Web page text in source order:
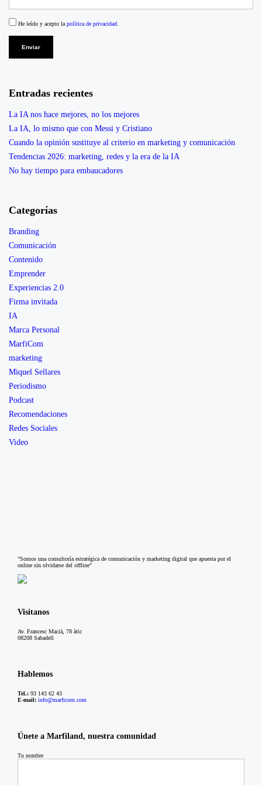
He leído y acepto la política de privacidad
Entradas recientes
La IA nos hace mejores, no los mejores
La IA, lo mismo que con Messi y Cristiano
Cuando la opinión sustituye al criterio en marketing y comunicación
Tendencias 2026: marketing, redes y la era de la IA
No hay tiempo para embaucadores
Categorías
Branding
Comunicación
Contenido
Emprender
Experiencias 2.0
Firma invitada
IA
Marca Personal
MarfiCom
marketing
Miquel Sellares
Periodismo
Podcast
Recomendaciones
Redes Sociales
Video
"Somos una consultoría estratégica de comunicación y marketing digital que apuesta por el
online sin olvidarse del offline"
Visítanos
Av. Francesc Macià, 78 àtic
08208 Sabadell
Hablemos
Tel.: 93 143 62 43
E-mail: info@marficom.com
Únete a Marfiland, nuestra comunidad
Tu nombre